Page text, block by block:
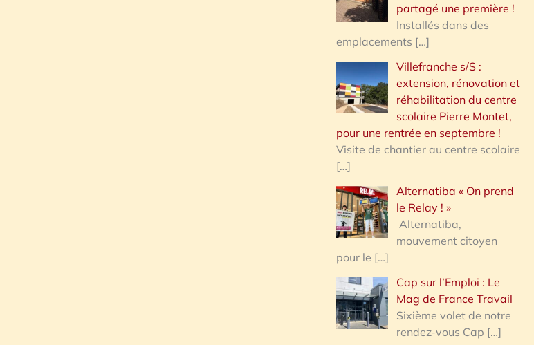
partagé une première !
Installés dans des
emplacements […]
Villefranche s/S :
extension, rénovation et
réhabilitation du centre
scolaire Pierre Montet,
pour une rentrée en septembre !
Visite de chantier au centre scolaire
[…]
Alternatiba « On prend
le Relay ! »
Alternatiba,
mouvement citoyen
pour le […]
Cap sur l’Emploi : Le
Mag de France Travail
Sixième volet de notre
rendez-vous Cap […]